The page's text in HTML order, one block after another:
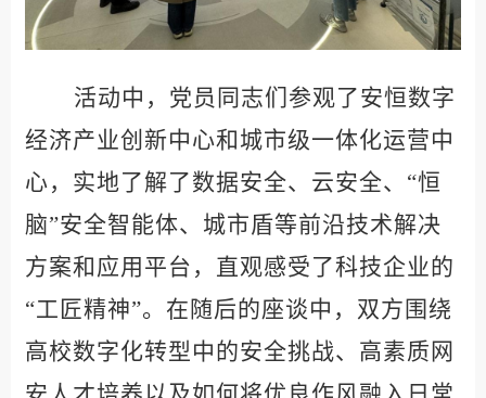
活动中，党员同志们参观了安恒数字
经济产业创新中心和城市级一体化运营中
心，实地了解了数据安全、云安全、 “恒
脑”安全智能体、城市盾等前沿技术解决
方案和应用平台，直观感受了科技企业的
“工匠精神”。在随后的座谈中，双方围绕
高校数字化转型中的安全挑战、高素质网